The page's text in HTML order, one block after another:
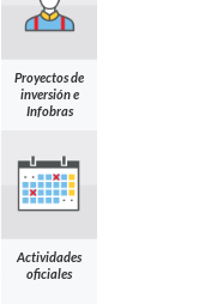
Proyectos de
inversión e
Infobras
Actividades
oficiales